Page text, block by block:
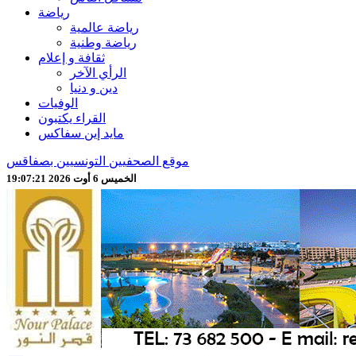
رياضة
رياضة عالمية
رياضة وطنية
ثقافة و إعلام
الرأي الآخر
دين و دنيا
الوفيات
القراء يكتبون
مايد إين سفاكس
موقع الصحفيين التونسيين بصفاقس
الخميس 6 أوت 2026 19:07:23